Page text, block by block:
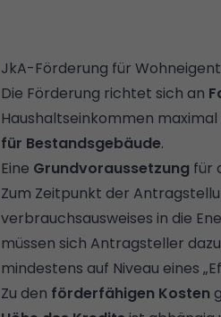
JkA-Förderung für
Die Förderung richtet sich an
Haushaltseinkommen maximal
für Bestandsgebäude.
Eine Grundvoraussetzung für
Zum Zeitpunkt der
verbrauchsausweises in die
müssen sich Antragsteller
mindestens auf Niveau eines
Zu den förderfähigen Kosten